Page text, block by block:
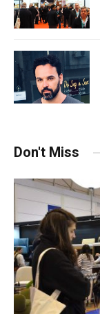
Don't Miss